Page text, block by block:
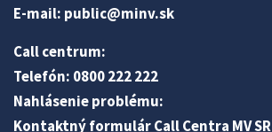
E-mail: public@minv.sk
Call centrum:
Telefón: 0800 222 222
Nahlásenie problému:
Kontaktný formulár Call Centra MV SR